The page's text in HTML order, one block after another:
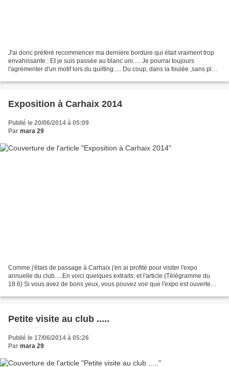
J'ai donc préféré recommencer ma dernière bordure qui était vraiment trop
envahissante : Et je suis passée au blanc uni..... Je pourrai toujours
l'agrémenter d'un motif lors du quilting..... Du coup, dans la foulée ,sans plus
Exposition à Carhaix 2014
Publié le 20/06/2014 à 05:09
Par mara 29
Comme j'étais de passage à Carhaix j'en ai profité pour visiter l'expo
annuelle du club.....En voici quelques extraits: et l'article (Télégramme du
18.6) Si vous avez de bons yeux, vous pouvez voir que l'expo est ouverte
Petite visite au club .....
Publié le 17/06/2014 à 05:26
Par mara 29